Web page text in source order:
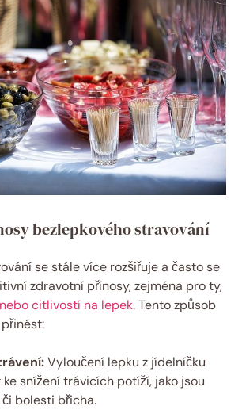
bezlepkového stravování
se stále více rozšiřuje a často se
zdravotní přínosy, zejména pro ty,
citlivostí na lepek. Tento způsob
Vyloučení lepku z jídelníčku
ke snížení trávicích potíží, jako jsou
bolesti břicha.